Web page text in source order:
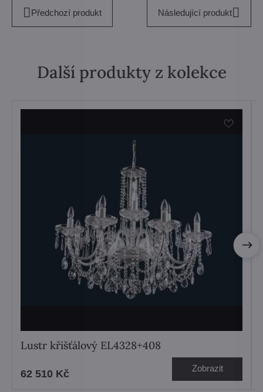
Předchozí produkt Následující produkt
Další produkty z kolekce
Lustr křišťálový EL4328+408
62 510 Kč Zobrazit